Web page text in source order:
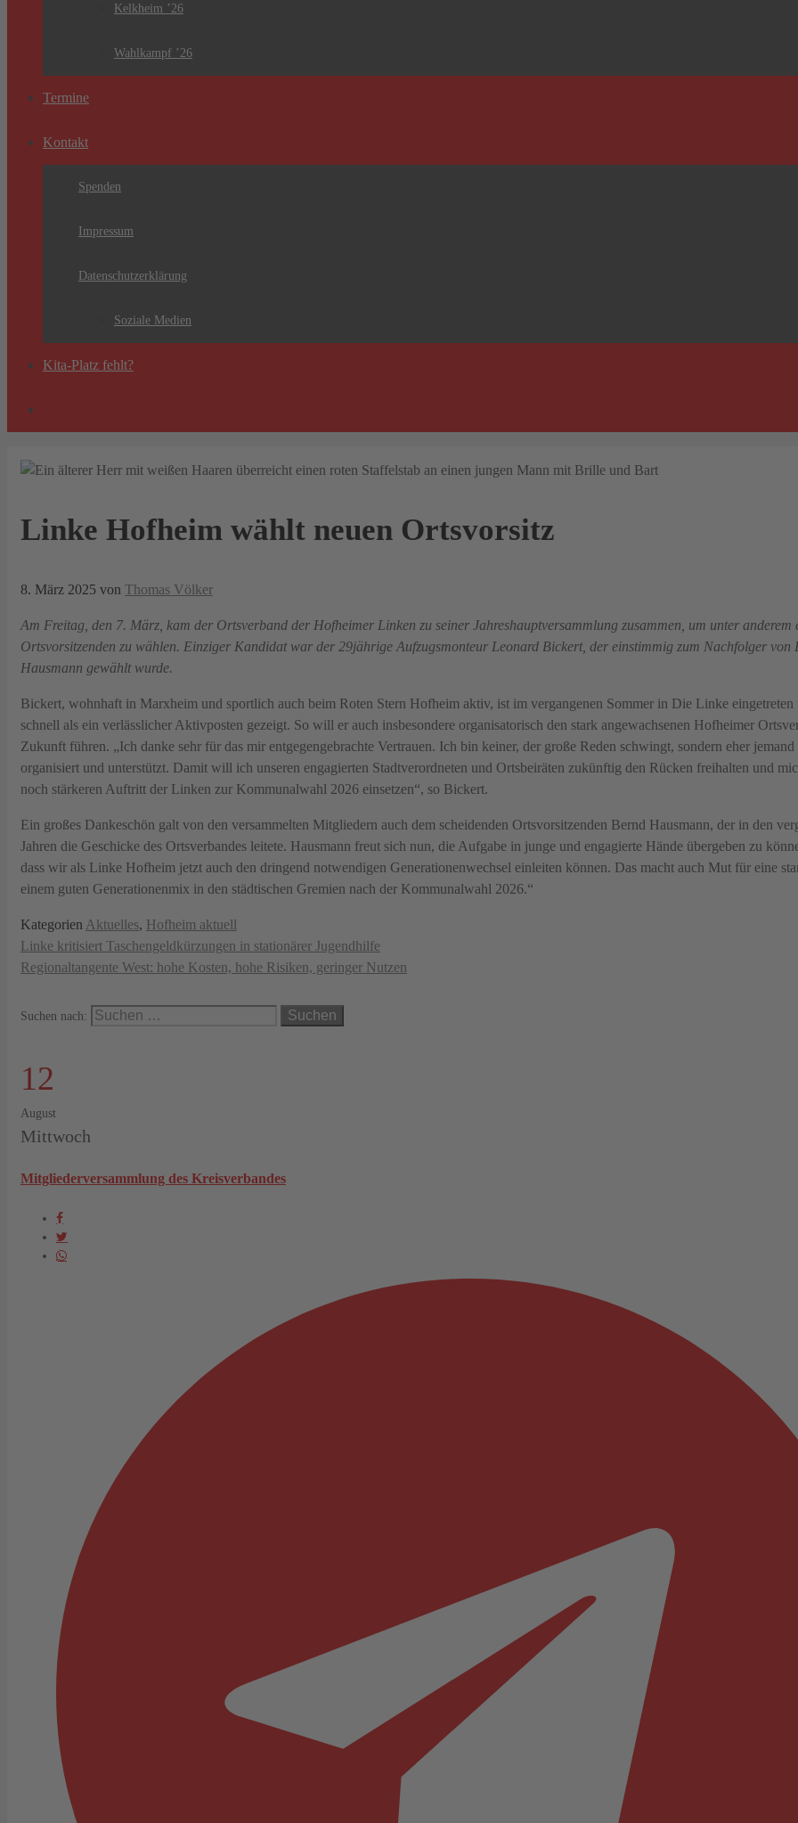
Kelkheim ’26
Wahlkampf ’26
Termine
Kontakt
Spenden
Impressum
Datenschutzerklärung
Soziale Medien
Kita-Platz fehlt?
Linke Hofheim wählt neuen Ortsvorsitz
8. März 2025 von Thomas Völker
Am Freitag, den 7. März, kam der Ortsverband der Hofheimer Linken zu seiner Jahreshauptversammlung zusammen, um unter anderem
Ortsvorsitzenden zu wählen. Einziger Kandidat war der 29jährige Aufzugsmonteur Leonard Bickert, der einstimmig zum Nachfolger von
Hausmann gewählt wurde.
Bickert, wohnhaft in Marxheim und sportlich auch beim Roten Stern Hofheim aktiv, ist im vergangenen Sommer in Die Linke eingetreten
schnell als ein verlässlicher Aktivposten gezeigt. So will er auch insbesondere organisatorisch den stark angewachsenen Hofheimer
Zukunft führen. „Ich danke sehr für das mir entgegengebrachte Vertrauen. Ich bin keiner, der große Reden schwingt, sondern eher jemand
organisiert und unterstützt. Damit will ich unseren engagierten Stadtverordneten und Ortsbeiräten zukünftig den Rücken freihalten und
noch stärkeren Auftritt der Linken zur Kommunalwahl 2026 einsetzen“, so Bickert.
Ein großes Dankeschön galt von den versammelten Mitgliedern auch dem scheidenden Ortsvorsitzenden Bernd Hausmann, der in den
Jahren die Geschicke des Ortsverbandes leitete. Hausmann freut sich nun, die Aufgabe in junge und engagierte Hände übergeben zu
dass wir als Linke Hofheim jetzt auch den dringend notwendigen Generationenwechsel einleiten können. Das macht auch Mut für eine
einem guten Generationenmix in den städtischen Gremien nach der Kommunalwahl 2026.“
Kategorien Aktuelles, Hofheim aktuell
Linke kritisiert Taschengeldkürzungen in stationärer Jugendhilfe
Regionaltangente West: hohe Kosten, hohe Risiken, geringer Nutzen
Suchen nach:
12
August
Mittwoch
Mitgliederversammlung des Kreisverbandes